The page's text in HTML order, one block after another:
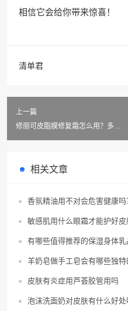
相信它会给你带来惊喜！
清单君
上一篇
修丽可皮脂膜修复霜怎么用？多少
相关文章
香氛精油用不对会危害健康吗
敏感肌用什么眼霜才能护好皮
有哪些值得推荐的保湿身体乳
羊奶皂做手工皂会有哪些独特
皮肤有炎症用芦荟胶管用吗
泡沫洗面奶对皮肤有什么好处